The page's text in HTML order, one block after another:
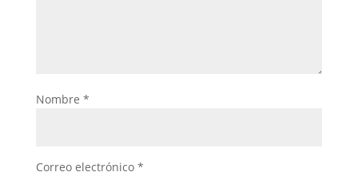
Nombre *
Correo electrónico *